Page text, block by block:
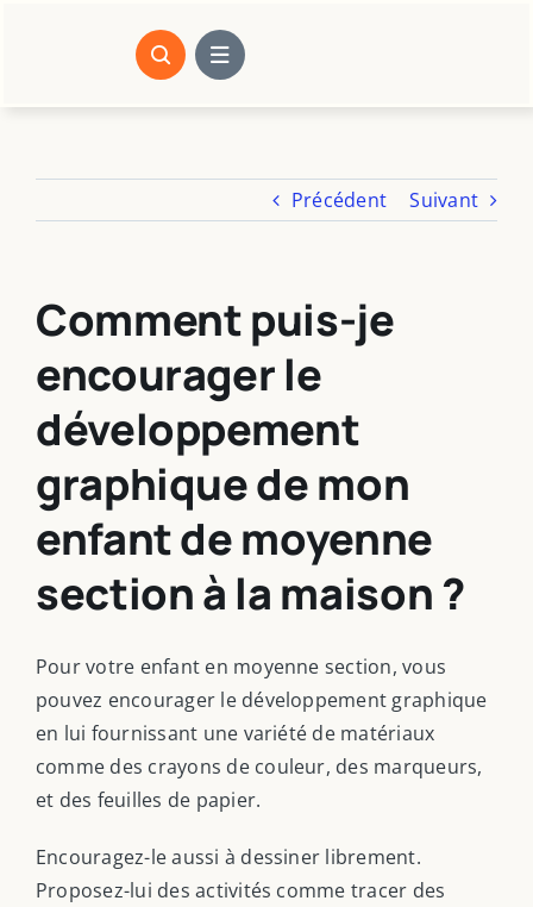
Précédent Suivant
Comment puis-je
encourager le
développement
graphique de mon
enfant de moyenne
section à la maison ?
Pour votre enfant en moyenne section, vous
pouvez encourager le développement graphique
en lui fournissant une variété de matériaux
comme des crayons de couleur, des marqueurs,
et des feuilles de papier.
Encouragez-le aussi à dessiner librement.
Proposez-lui des activités comme tracer des